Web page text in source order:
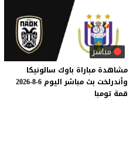
مباشر
مشاهدة مباراة باوك سالونيكا
وأندرلخت بث مباشر اليوم 6-8-2026
قمة تومبا